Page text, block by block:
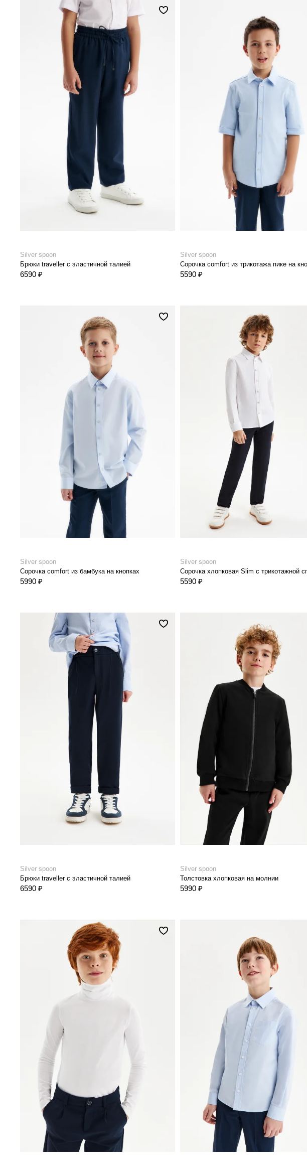
Silver spoon
Брюки traveller с эластичной талией
6590 ₽
Silver spoon
5590 ₽
Silver spoon
Сорочка comfort из бамбука на кнопках
5990 ₽
Silver spoon
5590 ₽
Silver spoon
Брюки traveller с эластичной талией
6590 ₽
Silver spoon
Толстовка хлопковая на молнии
5990 ₽